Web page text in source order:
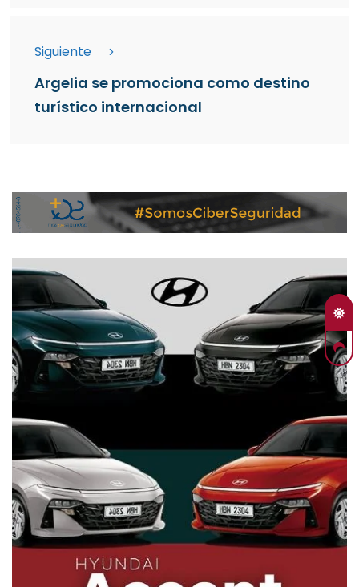
Siguiente
Argelia se promociona como destino
turístico internacional